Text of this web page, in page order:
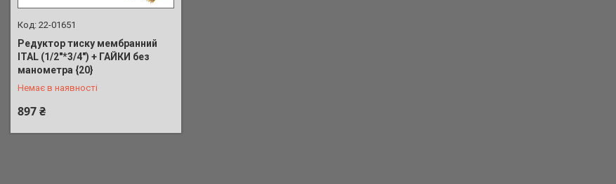
22-01651
Редуктор тиску мембранний
ITAL (1/2"*3/4") + ГАЙКИ без
манометра {20}
Немає в наявності
897 ₴
+380 (73) 687-71-35